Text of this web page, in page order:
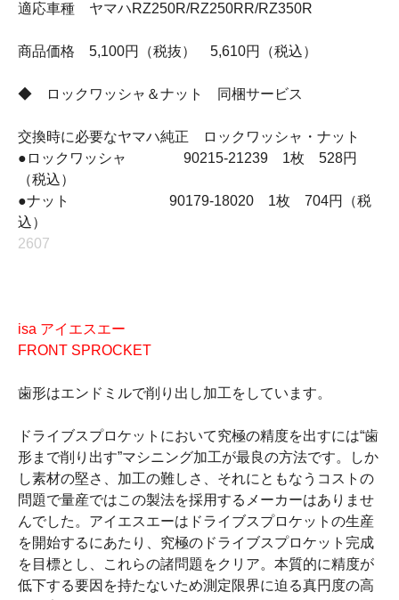
適応車種 ヤマハRZ250R/RZ250RR/RZ350R
商品価格 5,100円（税抜） 5,610円（税込）
◆ ロックワッシャ＆ナット 同梱サービス
交換時に必要なヤマハ純正 ロックワッシャ・ナット
●ロックワッシャ 90215-21239 1枚 528円
（税込）
●ナット 90179-18020 1枚 704円（税
込）
2607
isa アイエスエー
FRONT SPROCKET
歯形はエンドミルで削り出し加工をしています。
ドライブスプロケットにおいて究極の精度を出すには“歯
形まで削り出す”マシニング加工が最良の方法です。しか
し素材の堅さ、加工の難しさ、それにともなうコストの
問題で量産ではこの製法を採用するメーカーはありませ
んでした。アイエスエーはドライブスプロケットの生産
を開始するにあたり、究極のドライブスプロケット完成
を目標とし、これらの諸問題をクリア。本質的に精度が
低下する要因を持たないため測定限界に迫る真円度の高